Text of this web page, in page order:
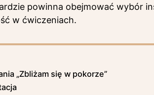
powinna obejmować wybór
w ćwiczeniach.
„Zbliżam się w pokorze”